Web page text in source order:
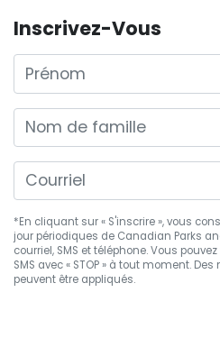
Inscrivez-Vous
Prénom
Nom de famille
*En cliquant sur « S'inscrire », vous
jour périodiques de Canadian Parks
courriel, SMS et téléphone. Vous
SMS avec « STOP » à tout moment.
peuvent être appliqués.